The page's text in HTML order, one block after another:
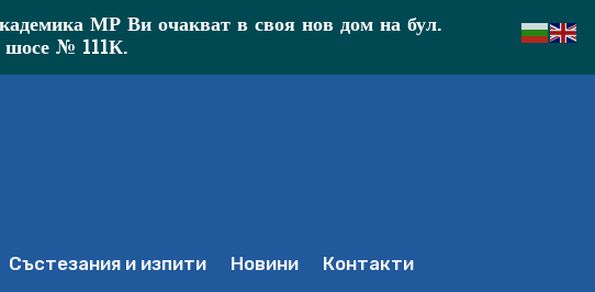
МР Ви очакват в своя нов дом на бул.
шосе № 111К.
Състезания и изпити Новини Контакти